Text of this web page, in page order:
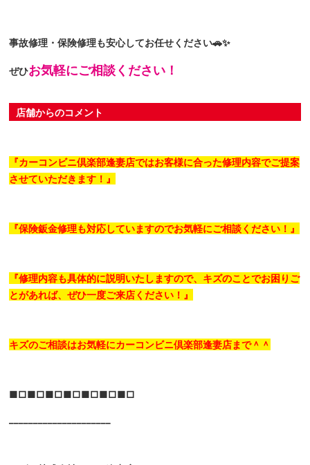
事故修理・保険修理も安心してお任せください🚗✨
ぜひお気軽にご相談ください！
店舗からのコメント
『カーコンビニ倶楽部逢妻店ではお客様に合った修理内容でご提案
させていただきます！』
『保険鈑金修理も対応していますのでお気軽にご相談ください！』
『修理内容も具体的に説明いたしますので、キズのことでお困りご
とがあれば、ぜひ一度ご来店ください！』
キズのご相談はお気軽にカーコンビニ倶楽部逢妻店まで＾＾
■□■□■□■□■□■□■□